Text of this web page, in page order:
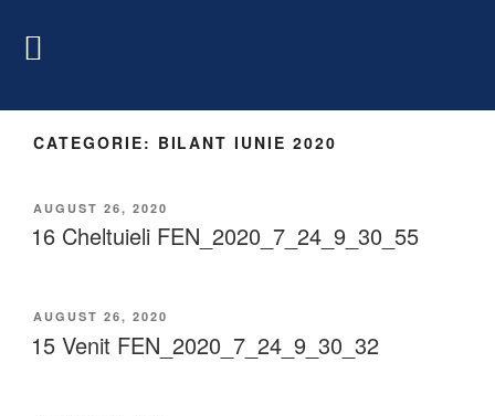
CATEGORIE: BILANT IUNIE 2020
AUGUST 26, 2020
16 Cheltuieli FEN_2020_7_24_9_30_55
AUGUST 26, 2020
15 Venit FEN_2020_7_24_9_30_32